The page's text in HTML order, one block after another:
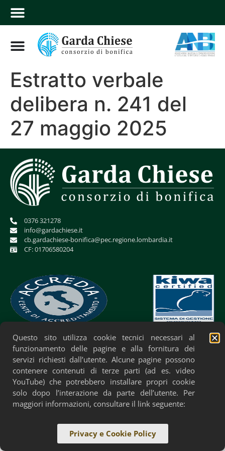
Estratto verbale
delibera n. 241 del
27 maggio 2025
0376 321278
info@gardachiese.it
cb.gardachiese-bonifica@pec.regione.lombardia.it
CF: 01706580204
Privacy Policy Cookie Policy Accessibilità
Questo sito utilizza cookie tecnici necessari al
funzionamento delle pagine e alla fornitura dei
servizi richiesti dall’utente. Alcune pagine possono
contenere contenuti di terze parti (ad es. video
YouTube) che potrebbero installare propri cookie
solo dopo l’interazione da parte dell’utente. Per
maggiori informazioni, consultare il link seguente:
Privacy e Cookie Policy